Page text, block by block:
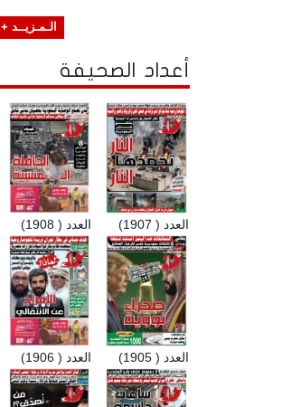
الـمـزيــد +
أعداد الصحيفة
العدد ( 1908) العدد ( 1907)
العدد ( 1906) العدد ( 1905)